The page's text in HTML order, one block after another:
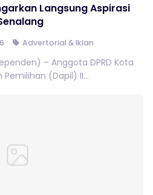
Langsung Aspirasi
Advertorial & Iklan
– Anggota DPRD Kota
Pemilihan (Dapil) II...